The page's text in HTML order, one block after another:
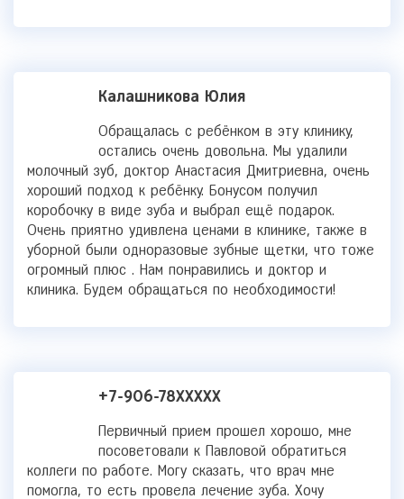
Калашникова Юлия
Обращалась с ребёнком в эту клинику,
остались очень довольна. Мы удалили
молочный зуб, доктор Анастасия Дмитриевна, очень
хороший подход к ребёнку. Бонусом получил
коробочку в виде зуба и выбрал ещё подарок.
Очень приятно удивлена ценами в клинике, также в
уборной были одноразовые зубные щетки, что тоже
огромный плюс . Нам понравились и доктор и
клиника. Будем обращаться по необходимости!
+7-906-78XXXXX
Первичный прием прошел хорошо, мне
посоветовали к Павловой обратиться
коллеги по работе. Могу сказать, что врач мне
помогла, то есть провела лечение зуба. Хочу